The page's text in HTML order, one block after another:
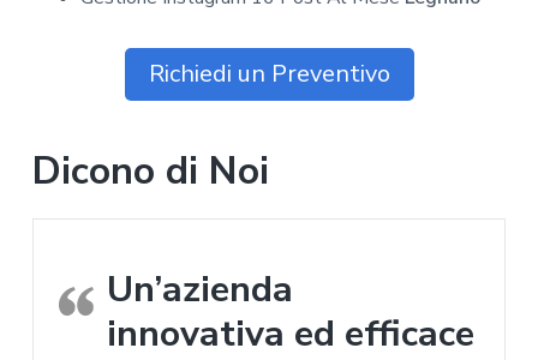
Richiedi un Preventivo
Dicono di Noi
Un’azienda
innovativa ed efficace